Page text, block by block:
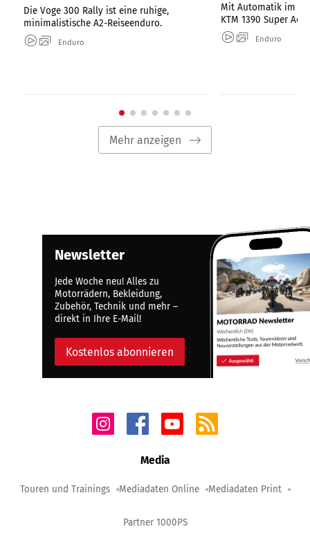
Die Voge 300 Rally ist eine ruhige,
minimalistische A2-Reiseenduro.
Enduro
Mit Automatik im
KTM 1390 Super
Enduro
Mehr anzeigen
Newsletter
Jede Woche neu! Alles zu
Motorrädern, Bekleidung,
Zubehör, Technik und mehr –
direkt in Ihre E-Mail!
Kostenlos abonnieren
Media
Touren und Trainings Mediadaten Online Mediadaten Print
Partner 1000PS